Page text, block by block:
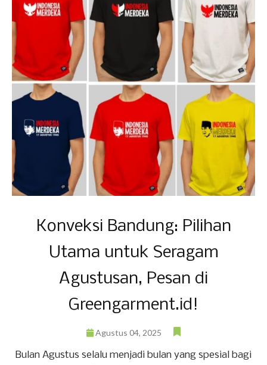
Konveksi Bandung: Pilihan
Utama untuk Seragam
Agustusan, Pesan di
Greengarment.id!
Agustus 04, 2025
Bulan Agustus selalu menjadi bulan yang spesial bagi